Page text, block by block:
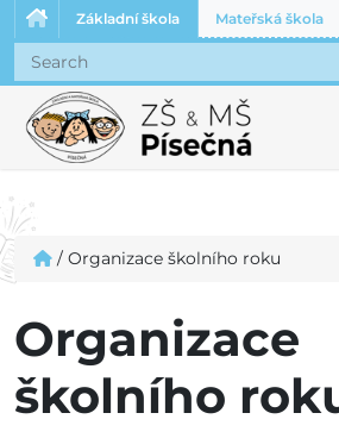
Základní škola Mateřská škola
/ Organizace školního roku
Organizace
školního